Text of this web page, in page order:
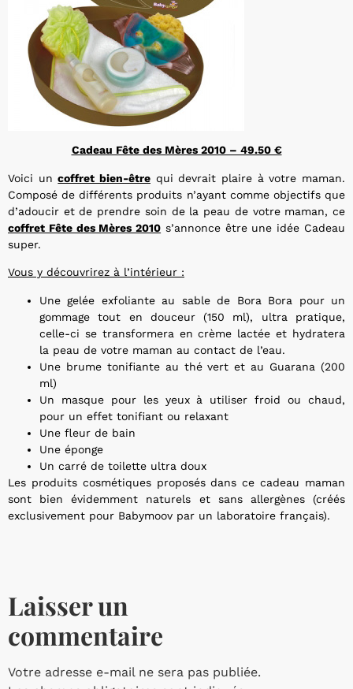
Cadeau Fête des Mères 2010 – 49.50 €
Voici uncoffret bien-être qui devrait plaire à votre maman.
Composé de différents produits n’ayant comme objectifs que
d’adoucir et de prendre soin de la peau de votre maman, ce
coffret Fête des Mères 2010 s’annonce être une idée Cadeau
super.
Vous y découvrirez à l’intérieur :
Une gelée exfoliante au sable de Bora Bora pour un
gommage tout en douceur (150 ml), ultra pratique,
celle-ci se transformera en crème lactée et hydratera
la peau de votre maman au contact de l’eau.
Une brume tonifiante au thé vert et au Guarana (200
ml)
Un masque pour les yeux à utiliser froid ou chaud,
pour un effet tonifiant ou relaxant
Une fleur de bain
Une éponge
Un carré de toilette ultra doux
Les produits cosmétiques proposés dans ce cadeau maman
sont bien évidemment naturels et sans allergènes (créés
exclusivement pour Babymoov par un laboratoire français).
Laisser un
commentaire
Votre adresse e-mail ne sera pas publiée.